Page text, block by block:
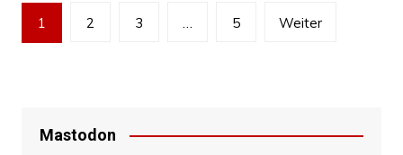
Beitragsnavigation
1 2 3 … 5 Weiter
Mastodon